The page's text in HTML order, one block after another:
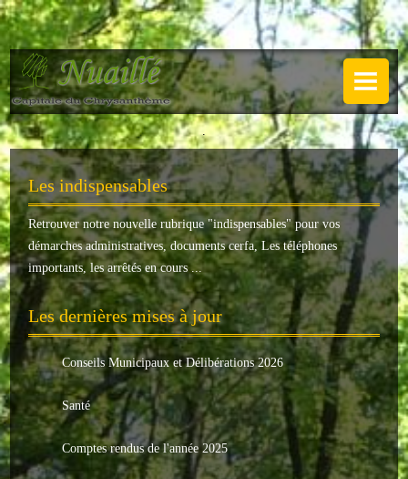
NUAILLÉ
Plan de Nuaillé
Sentiers pédestres
Guide annuel
Histoire
Galerie
LA MAIRIE
Horaires
Agence postale
Le conseil municipal
Les élus
.
Les indispensables
Retrouver notre nouvelle rubrique "indispensables" pour vos
démarches administratives, documents cerfa, Les téléphones
importants, les arrêtés en cours ...
Les dernières mises à jour
Conseils Municipaux et Délibérations 2026
Santé
Comptes rendus de l'année 2025